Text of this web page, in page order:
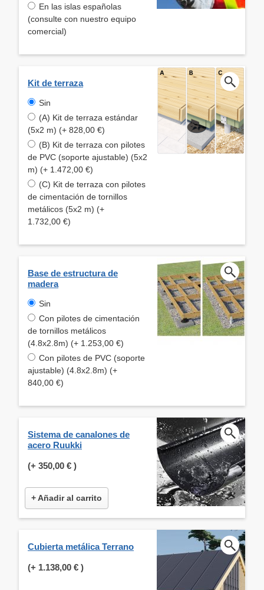
En las islas españolas
(consulte con nuestro equipo
comercial)
Kit de terraza
Sin
(A) Kit de terraza estándar
(5x2 m) (+ 828,00 €)
(B) Kit de terraza con pilotes
de PVC (soporte ajustable) (5x2
m) (+ 1.472,00 €)
(C) Kit de terraza con pilotes
de cimentación de tornillos
metálicos (5x2 m) (+
1.732,00 €)
Base de estructura de
madera
Sin
Con pilotes de cimentación
de tornillos metálicos
(4.8x2.8m) (+ 1.253,00 €)
Con pilotes de PVC (soporte
ajustable) (4.8x2.8m) (+
840,00 €)
Sistema de canalones de
acero Ruukki
(+ 350,00 € )
+ Añadir al carrito
Cubierta metálica Terrano
(+ 1.138,00 € )